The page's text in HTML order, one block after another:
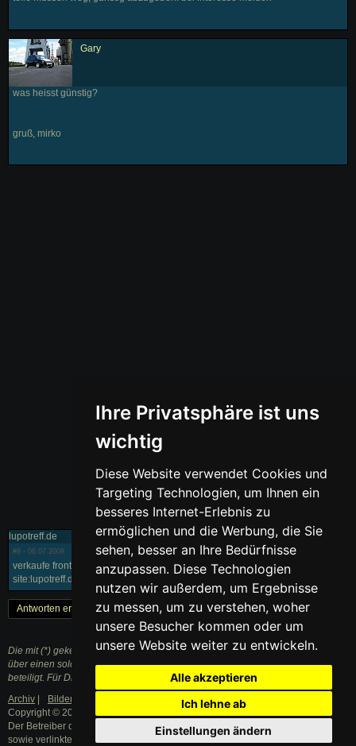
Ihre Privatsphäre ist uns
wichtig
Diese Website verwendet Cookies und
Targeting Technologien, um Ihnen ein
besseres Internet-Erlebnis zu
ermöglichen und die Werbung, die Sie
sehen, besser an Ihre Bedürfnisse
anzupassen. Diese Technologien
nutzen wir außerdem, um Ergebnisse
zu messen, um zu verstehen, woher
unsere Besucher kommen oder um
unsere Website weiter zu entwickeln.
Alle akzeptieren
Ich lehne ab
Einstellungen ändern
Gary
was heisst günstig?
gruß, mirko
lupotreff.de
#8 - 06.07.2008
verkaufe frontschürze vw lupo lupo frontschürze und seitenschweller
site:lupotreff.de seitenschweller vw lupo
« Zurück 1 Weiter »
Antworten erstellen
Die mit (*) gekennzeichneten Links sind sogenannte Affiliate Links. Kommt
über einen solchen Link ein Einkauf zustande, werden wir mit einer Provision
beteiligt. Für Dich entstehen dabei keine Mehrkosten.
Archiv
Bilder |
Impressum
Copyright © 2003 - 2021 · Alle Rechte vorbehalten.
Der Betreiber distanziert sich ausdrücklich von den Inhalten der Forenbeiträge
sowie verlinkter Internetseiten.